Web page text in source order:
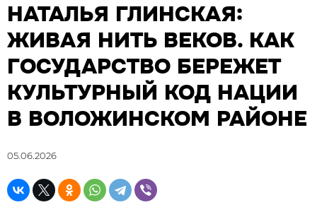
НАТАЛЬЯ ГЛИНСКАЯ:
ЖИВАЯ НИТЬ ВЕКОВ. КАК
ГОСУДАРСТВО БЕРЕЖЕТ
КУЛЬТУРНЫЙ КОД НАЦИИ
В ВОЛОЖИНСКОМ РАЙОНЕ
05.06.2026